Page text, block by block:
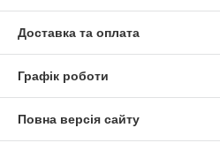
Доставка та оплата
Графік роботи
Повна версія сайту